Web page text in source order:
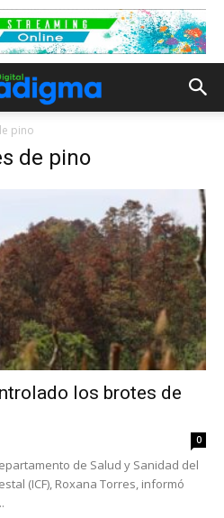
pino
de pino
los brotes de
0
de Salud y Sanidad del
(ICF), Roxana Torres, informó